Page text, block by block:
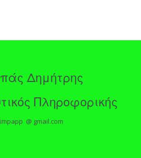
Δημήτρης
Πληροφορικής
@ gmail.com